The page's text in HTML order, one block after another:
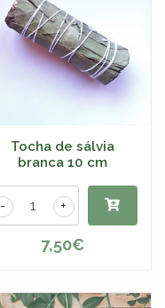
Tocha de sálvia
branca 10 cm
+
-
7,50€